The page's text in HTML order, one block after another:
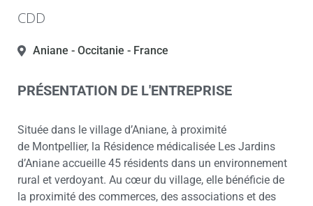
CDD
Aniane - Occitanie - France
PRÉSENTATION DE L'ENTREPRISE
Située dans le village d’Aniane, à proximité
de Montpellier, la Résidence médicalisée Les Jardins
d’Aniane accueille 45 résidents dans un environnement
rural et verdoyant. Au cœur du village, elle bénéficie de
la proximité des commerces, des associations et des